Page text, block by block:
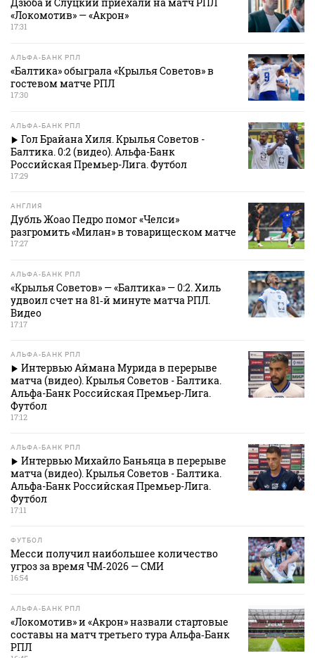
«Локомотив» — «Акрон»
17:31
АЛЬФА-БАНК РПЛ
«Балтика» обыграла «Крылья Советов» в
гостевом матче РПЛ
17:30
АЛЬФА-БАНК РПЛ
Гол Брайана Хиля. Крылья Советов -
Балтика. 0:2 (видео). Альфа-Банк
Российская Премьер-Лига. Футбол
17:29
АНГЛИЯ
Дубль Жоао Педро помог «Челси»
разгромить «Милан» в товарищеском матче
17:27
АЛЬФА-БАНК РПЛ
«Крылья Советов» — «Балтика» — 0:2. Хиль
удвоил счет на 81‑й минуте матча РПЛ.
Видео
17:17
АЛЬФА-БАНК РПЛ
Интервью Аймана Мурида в перерыве
матча (видео). Крылья Советов - Балтика.
Альфа-Банк Российская Премьер-Лига.
Футбол
17:12
АЛЬФА-БАНК РПЛ
Интервью Михайло Баньяца в перерыве
матча (видео). Крылья Советов - Балтика.
Альфа-Банк Российская Премьер-Лига.
Футбол
17:11
ФУТБОЛ
Месси получил наибольшее количество
угроз за время ЧМ‑2026 — СМИ
16:54
АЛЬФА-БАНК РПЛ
«Локомотив» и «Акрон» назвали стартовые
составы на матч третьего тура Альфа‑Банк
РПЛ